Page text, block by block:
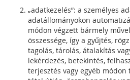
„adatkezelés”: a személyes
adatállományokon
módon végzett bármely
összessége, így a gyűjtés,
tagolás, tárolás, átalakítás
lekérdezés, betekintés,
terjesztés vagy egyéb